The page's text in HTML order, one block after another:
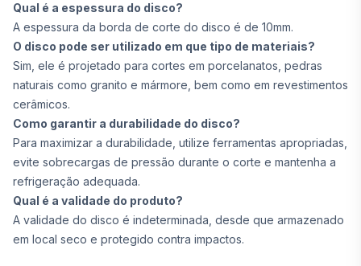
Qual é a espessura do disco?
A espessura da borda de corte do disco é de 10mm.
O disco pode ser utilizado em que tipo de materiais?
Sim, ele é projetado para cortes em porcelanatos, pedras
naturais como granito e mármore, bem como em revestimentos
cerâmicos.
Como garantir a durabilidade do disco?
Para maximizar a durabilidade, utilize ferramentas apropriadas,
evite sobrecargas de pressão durante o corte e mantenha a
refrigeração adequada.
Qual é a validade do produto?
A validade do disco é indeterminada, desde que armazenado
em local seco e protegido contra impactos.